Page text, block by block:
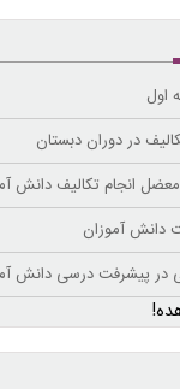
اول
در دوران دبستان
انجام تکالیف دانش
دانش آموزان
در پیشرفت درسی دانش